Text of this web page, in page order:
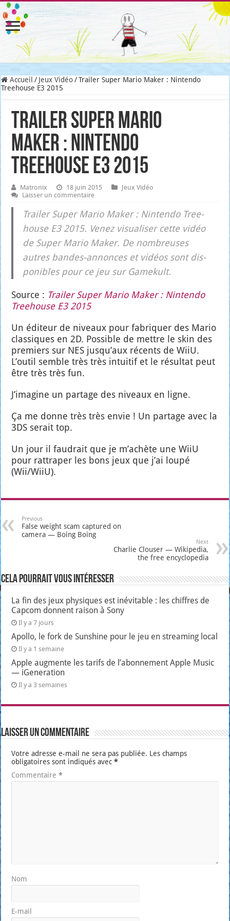
Accueil / Jeux Vidéo / Trailer Super Mario Maker : Nintendo
Treehouse E3 2015
Trailer Super Mario
Maker : Nintendo
Treehouse E3 2015
Matronix 18 juin 2015
Jeux Vidéo
Laisser un commentaire
Trai­ler Super Mario Maker : Nin­ten­do Tree­
house E3 2015. Venez visua­li­ser cette vidéo
de Super Mario Maker. De nom­breuses
autres bandes-annonces et vidéos sont dis­
po­nibles pour ce jeu sur Game­kult.
Source : Trai­ler Super Mario Maker : Nin­ten­do
Tree­house E3 2015
Un édi­teur de niveaux pour fabri­quer des Mario
clas­siques en 2D. Pos­sible de mettre le skin des
pre­miers sur NES jus­qu’aux récents de WiiU.
L’ou­til semble très très intui­tif et le résul­tat peut
être très très fun.
J’i­ma­gine un par­tage des niveaux en ligne.
Ça me donne très très envie ! Un par­tage avec la
3DS serait top.
Un jour il fau­drait que je m’a­chète une WiiU
pour rat­tra­per les bons jeux que j’ai lou­pé
(Wii/WiiU).
Previous
False weight scam captured on
camera — Boing Boing
Next
Charlie Clouser — Wikipedia,
the free encyclopedia
Cela pourrait vous intéresser
La fin des jeux physiques est inévitable : les chiffres de
Capcom donnent raison à Sony
Il y a 7 jours
Apollo, le fork de Sunshine pour le jeu en streaming local
Il y a 1 semaine
Apple augmente les tarifs de l’abonnement Apple Music
— iGeneration
Il y a 3 semaines
Laisser un commentaire
Votre adresse e-mail ne sera pas publiée. Les champs
obligatoires sont indiqués avec*
Commentaire*
Nom
E-mail